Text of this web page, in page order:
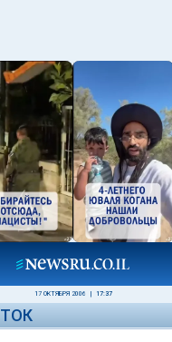
17 ОКТЯБРЯ 2006 17:37